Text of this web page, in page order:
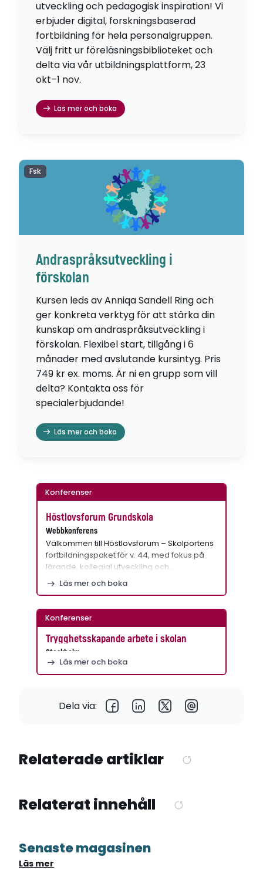
utveckling och pedagogisk inspiration! Vi
erbjuder digital, forskningsbaserad
fortbildning för hela personalgruppen.
Välj fritt ur föreläsningsbiblioteket och
delta via vår utbildningsplattform, 23
okt–1 nov.
Läs mer och boka
Andraspråksutveckling i
förskolan
Kursen leds av Anniqa Sandell Ring och
ger konkreta verktyg för att stärka din
kunskap om andraspråksutveckling i
förskolan. Flexibel start, tillgång i 6
månader med avslutande kursintyg. Pris
749 kr ex. moms. Är ni en grupp som vill
delta? Kontakta oss för
specialerbjudande!
Läs mer och boka
Fsk
Konferenser
Höstlovsforum Grundskola
Webbkonferens
Välkommen till Höstlovsforum – Skolportens
fortbildningspaket för v. 44, med fokus på
lärande, kollegial utveckling och…
Läs mer och boka
Konferenser
Trygghetsskapande arbete i skolan
Stockholm
Läs mer och boka
Dela via:
Relaterade artiklar
Relaterat innehåll
Senaste magasinen
Läs mer